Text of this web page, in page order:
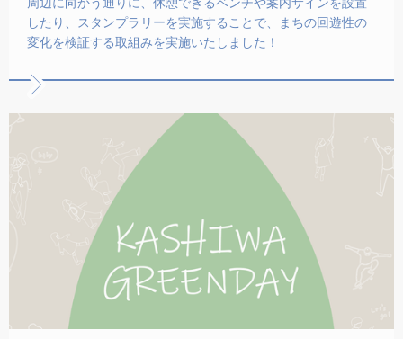
したり、スタンプラリーを実施することで、まちの回遊性の
変化を検証する取組みを実施いたしました！ ‍